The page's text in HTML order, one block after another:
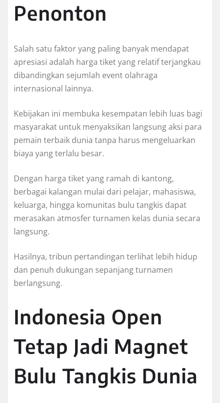
Penonton
Salah satu faktor yang paling banyak mendapat
apresiasi adalah harga tiket yang relatif terjangkau
dibandingkan sejumlah event olahraga
internasional lainnya.
Kebijakan ini membuka kesempatan lebih luas bagi
masyarakat untuk menyaksikan langsung aksi para
pemain terbaik dunia tanpa harus mengeluarkan
biaya yang terlalu besar.
Dengan harga tiket yang ramah di kantong,
berbagai kalangan mulai dari pelajar, mahasiswa,
keluarga, hingga komunitas bulu tangkis dapat
merasakan atmosfer turnamen kelas dunia secara
langsung.
Hasilnya, tribun pertandingan terlihat lebih hidup
dan penuh dukungan sepanjang turnamen
berlangsung.
Indonesia Open
Tetap Jadi Magnet
Bulu Tangkis Dunia